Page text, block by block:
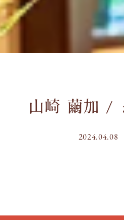
山崎 繭加 /
2024.04.08